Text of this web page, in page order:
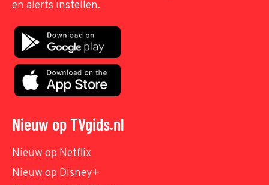
en alerts instellen.
Nieuw op TVgids.nl
Nieuw op Netflix
Nieuw op Disney+